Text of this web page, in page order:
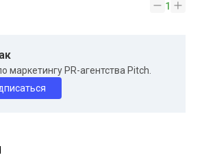
1
маркетингу PR-агентства Pitch.